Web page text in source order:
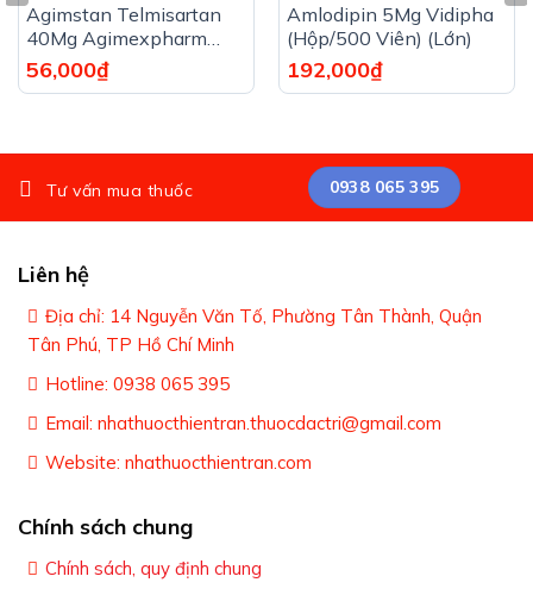
Agimstan Telmisartan
40Mg Agimexpharm
(Hộp/28 Viên)
56,000₫
Amlodipin 5Mg Vidipha
(Hộp/500 Viên) (Lớn)
192,000₫
Tư vấn mua thuốc 0938 065 395
Liên hệ
Địa chỉ: 14 Nguyễn Văn Tố, Phường Tân Thành, Quận
Tân Phú, TP Hồ Chí Minh
Hotline: 0938 065 395
Email: nhathuocthientran.thuocdactri@gmail.com
Website: nhathuocthientran.com
Chính sách chung
Chính sách, quy định chung